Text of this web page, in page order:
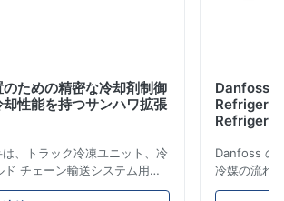
ための精密な冷却剤制御
却性能を持つサンハワ拡張
、トラック冷凍ユニット、冷
チェーン輸送システム用に
能冷凍制御コンポーネントで
Danfoss
Danfoss の
冷媒の流れ
とエネルギ